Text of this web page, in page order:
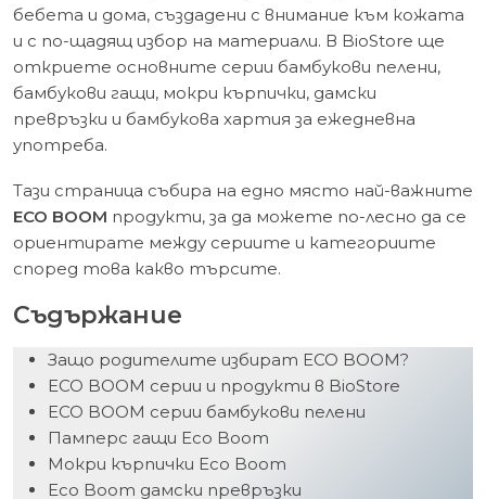
бебета и дома, създадени с внимание към кожата
и с по-щадящ избор на материали. В BioStore ще
откриете основните серии бамбукови пелени,
бамбукови гащи, мокри кърпички, дамски
превръзки и бамбукова хартия за ежедневна
употреба.
Тази страница събира на едно място най-важните
ECO BOOM продукти, за да можете по-лесно да се
ориентирате между сериите и категориите
според това какво търсите.
Съдържание
Защо родителите избират ECO BOOM?
ECO BOOM серии и продукти в BioStore
ECO BOOM серии бамбукови пелени
Памперс гащи Eco Boom
Мокри кърпички Eco Boom
Eco Boom дамски превръзки